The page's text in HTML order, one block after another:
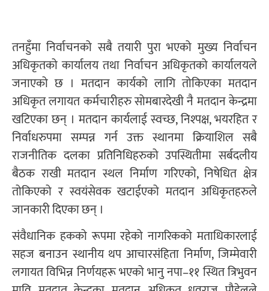
तनहुँमा निर्वाचनको सबै तयारी पुरा भएको मुख्य निर्वाचन
अधिकृतको कार्यालय तथा निर्वाचन अधिकृतको कार्यालयले
जनाएको छ । मतदान कार्यको लागि तोकिएका मतदान
अधिकृत लगायत कर्मचारीहरु सोमबारदेखी नै मतदान केन्द्रमा
खटिएका छन् । मतदान कार्यलाई स्वच्छ, निश्पक्ष, भयरहित र
निर्वाधरुपमा सम्पन्न गर्न उक्त स्थानमा क्रियाशिल सबै
राजनीतिक दलका प्रतिनिधिहरुको उपस्थितीमा सर्बदलीय
बैठक राखी मतदान स्थल निर्माण गरिएको, निषेधित क्षेत्र
तोकिएको र स्वयंसेवक खटाईएको मतदान अधिकृतहरुले
जानकारी दिएका छन् ।
संवैधानिक हकको रूपमा रहेको नागरिकको मताधिकारलाई
सहज बनाउन स्थानीय थप आचारसंहिता निर्माण, जिम्मेवारी
लगायत विभिन्न निर्णयहरू भएको भानु नपा–११ स्थित त्रिभुवन